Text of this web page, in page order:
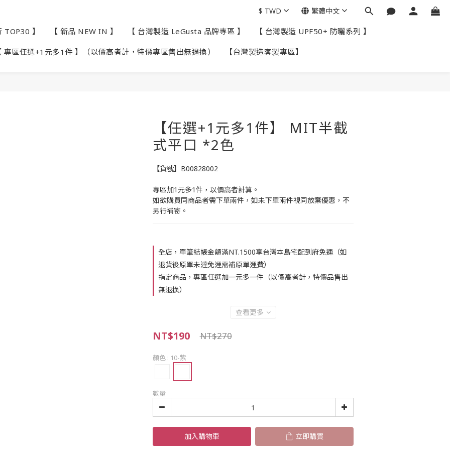
】 【 新品 NEW IN 】 【 台灣製造 LeGusta 品牌專區 】 【 台灣製造 UPF50+ 防曬系列 】
專區任選+1元多1件 】（以價高者計，特價專區售出無退換） 【台灣製造客製專區】
$ TWD 繁體中文
【任選+1元多1件】 MIT半截
式平口 *2色
【貨號】B00828002
專區加1元多1件，以價高者計算。
如欲購買同商品者需下單兩件，如未下單兩件視同放棄優惠，不
另行補寄。
全店，單筆結帳金額滿NT.1500享台灣本島宅配到府免運（如
退貨後原單未達免運需補原單運費）
指定商品，專區任選加一元多一件（以價高者計，特價品售出
無退換）
查看更多
NT$190 NT$270
顏色 : 10-紫
數量
加入購物車 立即購買